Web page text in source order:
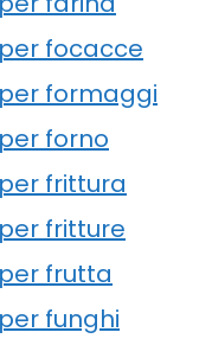
focacce
formaggi
forno
frittura
fritture
frutta
funghi